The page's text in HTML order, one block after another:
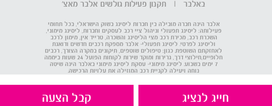
באלבר
| תקנון פעילות גולשים אלבר מאצ'
אלבר הינה חברה מובילה בין חברות ליסינג בשוק הישראלי, בכל תחומי
פעילותה: ליסינג תפעולי וניהול ציי רכב לעסקים וחברות, ליסינג מימוני,
השכרת רכב, מכירת רכב מצי הליסינג והשכרה, טרייד אין, מימון לרכב
וליסינג לפרטי. ליסינג תפעולי- אלבר מספקת רכבים חדשים ודואגת
לאחזקתם השוטפת. כגון: טיפולים שוטפים, תיקונים במקרה הצורך, רכבים
חלופיים,חילוצי דרך, גרירות ומוקד שירות לקוחות הפועל 24 שעות ביממה
7 ימים בשבוע. ליסינג מימוני- עסקת ליסינג מימוני באלבר הינה שיטה
נוחה ויעילה לקניית רכב המוזילה את עלויות הרכישה.
קבל הצעה חייג לנציג